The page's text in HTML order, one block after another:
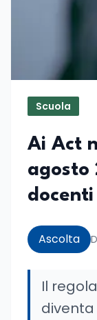
Scuola
Ai Act
agosto
Ascolta
Il